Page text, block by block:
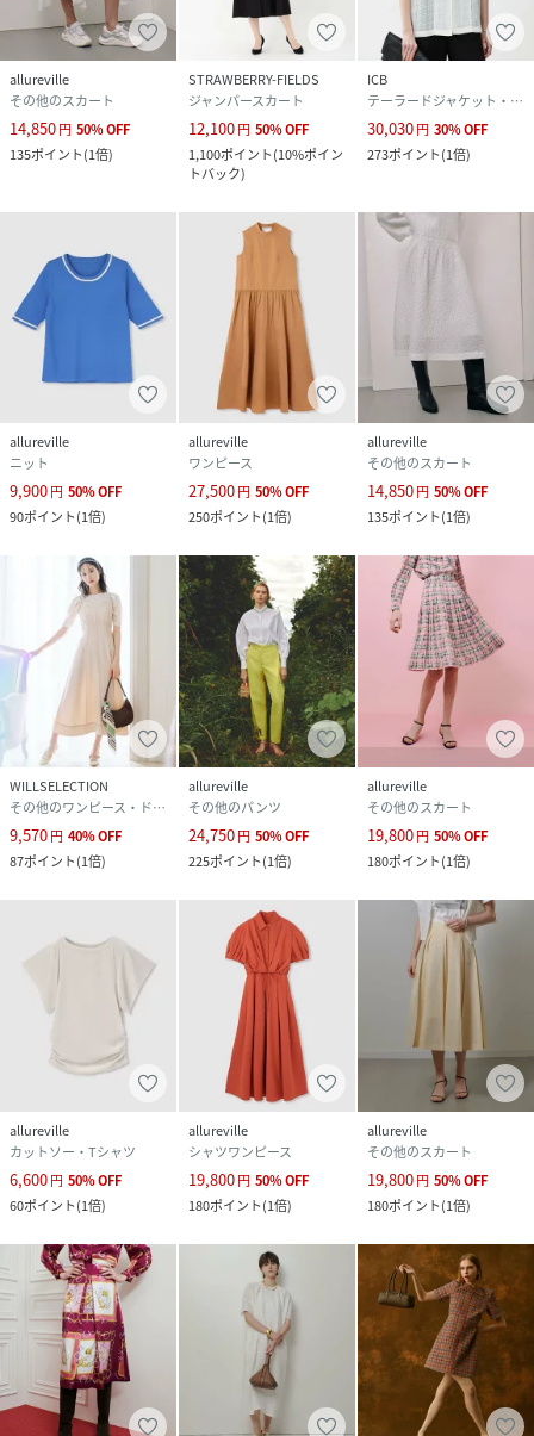
allureville
その他のスカート
14,850円 50%OFF
135ポイント(1倍)
STRAWBERRY-FIELDS
ジャンパースカート
12,100円 50%OFF
1,100ポイント(10%ポイン
トバック)
ICB
テーラードジャケット・ブレザー
30,030円 30%OFF
273ポイント(1倍)
allureville
ニット
9,900円 50%OFF
90ポイント(1倍)
allureville
ワンピース
27,500円 50%OFF
250ポイント(1倍)
allureville
その他のスカート
14,850円 50%OFF
135ポイント(1倍)
WILLSELECTION
その他のワンピース・ドレス
9,570円 40%OFF
87ポイント(1倍)
allureville
その他のパンツ
24,750円 50%OFF
225ポイント(1倍)
allureville
その他のスカート
19,800円 50%OFF
180ポイント(1倍)
allureville
カットソー・Tシャツ
6,600円 50%OFF
60ポイント(1倍)
allureville
シャツワンピース
19,800円 50%OFF
180ポイント(1倍)
allureville
その他のスカート
19,800円 50%OFF
180ポイント(1倍)